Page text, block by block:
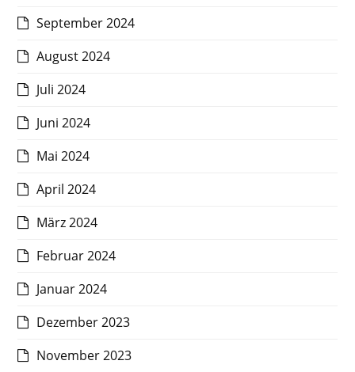
September 2024
August 2024
Juli 2024
Juni 2024
Mai 2024
April 2024
März 2024
Februar 2024
Januar 2024
Dezember 2023
November 2023